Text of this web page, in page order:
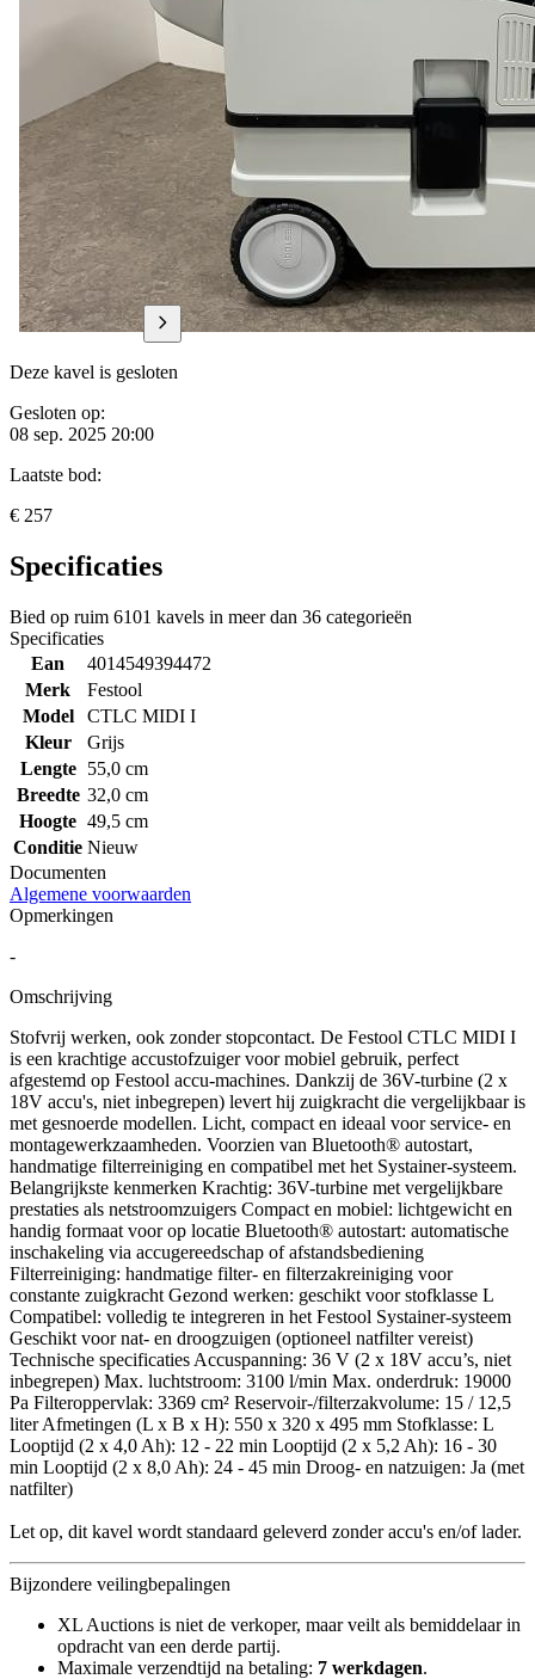
Deze kavel is gesloten
Gesloten op:
08 sep. 2025 20:00
Laatste bod:
€ 257
Specificaties
Bied op ruim 6101 kavels in meer dan 36 categorieën
Specificaties
Ean
4014549394472
Merk
Festool
Model
CTLC MIDI I
Kleur
Grijs
Lengte
55,0 cm
Breedte 32,0 cm
Hoogte 49,5 cm
Conditie Nieuw
Documenten
Algemene voorwaarden
Opmerkingen
-
Omschrijving
Stofvrij werken, ook zonder stopcontact. De Festool CTLC MIDI I
is een krachtige accustofzuiger voor mobiel gebruik, perfect
afgestemd op Festool accu-machines. Dankzij de 36V-turbine (2 x
18V accu's, niet inbegrepen) levert hij zuigkracht die vergelijkbaar is
met gesnoerde modellen. Licht, compact en ideaal voor service- en
montagewerkzaamheden. Voorzien van Bluetooth® autostart,
handmatige filterreiniging en compatibel met het Systainer-systeem.
Belangrijkste kenmerken Krachtig: 36V-turbine met vergelijkbare
prestaties als netstroomzuigers Compact en mobiel: lichtgewicht en
handig formaat voor op locatie Bluetooth® autostart: automatische
inschakeling via accugereedschap of afstandsbediening
Filterreiniging: handmatige filter- en filterzakreiniging voor
constante zuigkracht Gezond werken: geschikt voor stofklasse L
Compatibel: volledig te integreren in het Festool Systainer-systeem
Geschikt voor nat- en droogzuigen (optioneel natfilter vereist)
Technische specificaties Accuspanning: 36 V (2 x 18V accu’s, niet
inbegrepen) Max. luchtstroom: 3100 l/min Max. onderdruk: 19000
Pa Filteroppervlak: 3369 cm² Reservoir-/filterzakvolume: 15 / 12,5
liter Afmetingen (L x B x H): 550 x 320 x 495 mm Stofklasse: L
Looptijd (2 x 4,0 Ah): 12 - 22 min Looptijd (2 x 5,2 Ah): 16 - 30
min Looptijd (2 x 8,0 Ah): 24 - 45 min Droog- en natzuigen: Ja (met
natfilter)
Let op, dit kavel wordt standaard geleverd zonder accu's en/of lader.
Bijzondere veilingbepalingen
XL Auctions is niet de verkoper, maar veilt als bemiddelaar in
opdracht van een derde partij.
Maximale verzendtijd na betaling: 7 werkdagen.